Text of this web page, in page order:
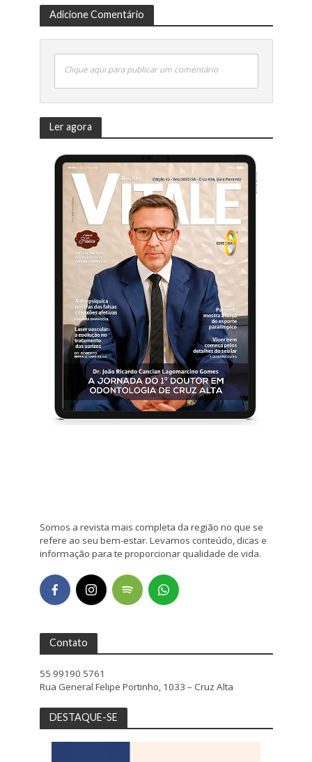
Adicione Comentário
Clique aqui para publicar um comentário
Ler agora
Somos a revista mais completa da região no que se
refere ao seu bem-estar. Levamos conteúdo, dicas e
informação para te proporcionar qualidade de vida.
Contato
55 99190 5761
Rua General Felipe Portinho, 1033 – Cruz Alta
DESTAQUE-SE